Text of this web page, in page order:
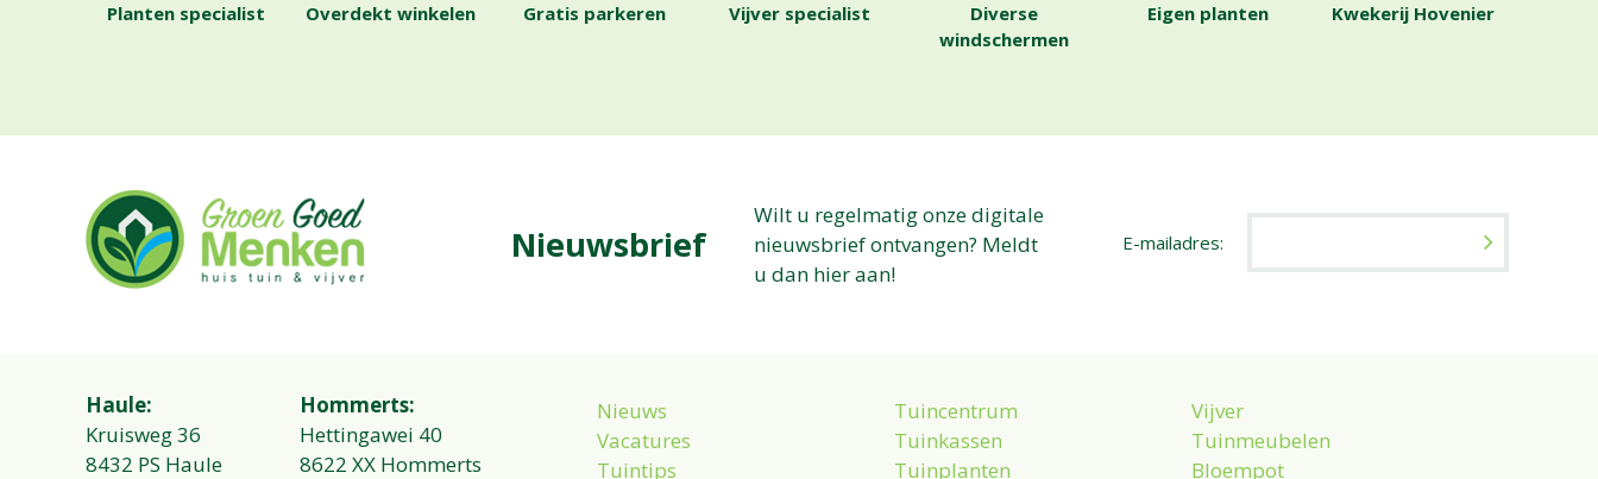
Planten specialist Overdekt winkelen Gratis parkeren Vijver specialist
Diverse
windschermen
Eigen planten Kwekerij Hovenier
Nieuwsbrief
Wilt u regelmatig onze digitale
nieuwsbrief ontvangen? Meldt
u dan hier aan!
E-mailadres:
Haule:
Kruisweg 36
8432 PS Haule
Hommerts:
Hettingawei 40
8622 XX Hommerts
Nieuws
Vacatures
Tuintips
Tuincentrum
Tuinkassen
Tuinplanten
Vijver
Tuinmeubelen
Bloempot